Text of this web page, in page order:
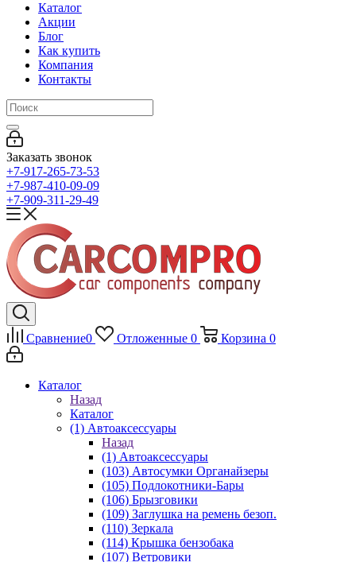
Каталог
Акции
Блог
Как купить
Компания
Контакты
Заказать звонок
+7-917-265-73-53
+7-987-410-09-09
+7-909-311-29-49
Сравнение0 Отложенные 0 Корзина 0
Каталог
Назад
Каталог
(1) Автоаксессуары
Назад
(1) Автоаксессуары
(103) Автосумки Органайзеры
(105) Подлокотники-Бары
(106) Брызговики
(109) Заглушка на ремень безоп.
(110) Зеркала
(114) Крышка бензобака
(107) Ветровики